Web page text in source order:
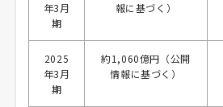
年3月
期
報に基づく）
2025
年3月
期
約1,060億円（公開
情報に基づく）